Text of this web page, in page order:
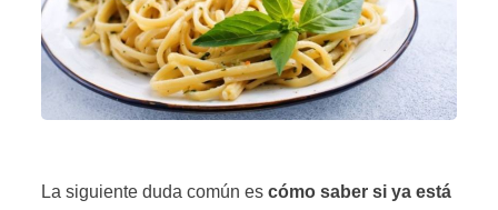
La siguiente duda común es cómo saber si ya está